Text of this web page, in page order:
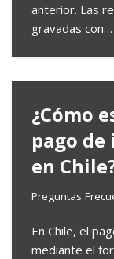
anterior. Las
gravadas con…
¿Cómo
pago de
en
Preguntas
En Chile, el
mediante el